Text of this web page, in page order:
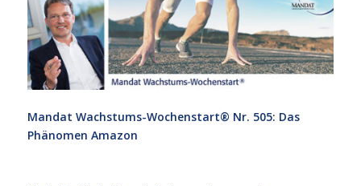
Mandat Wachstums-Wochenstart® Nr. 505: Das
Phänomen Amazon